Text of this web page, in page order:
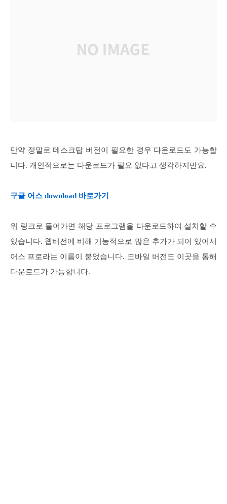
만약 정말로 데스크탑 버전이 필요한 경우 다운로드도 가능합
니다. 개인적으로는 다운로드가 필요 없다고 생각하지만요.
구글 어스 download 바로가기
위 링크로 들어가면 해당 프로그램을 다운로드하여 설치할 수
있습니다. 웹버전에 비해 기능적으로 많은 추가가 되어 있어서
어스 프로라는 이름이 붙었습니다. 모바일 버전도 이곳을 통해
다운로드가 가능합니다.